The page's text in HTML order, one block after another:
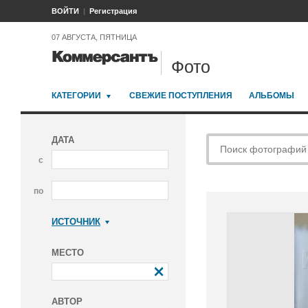
ВОЙТИ Регистрация
07 АВГУСТА, ПЯТНИЦА
Фото
КАТЕГОРИИ СВЕЖИЕ ПОСТУПЛЕНИЯ АЛЬБОМЫ
ДАТА
с
по
ИСТОЧНИК
МЕСТО
АВТОР